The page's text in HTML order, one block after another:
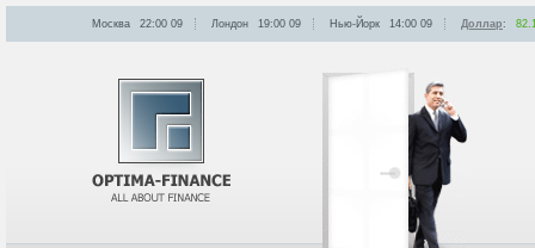
Москва 22:00 09 Лондон 19:00 09 Нью-Йорк 14:00 09 Доллар: